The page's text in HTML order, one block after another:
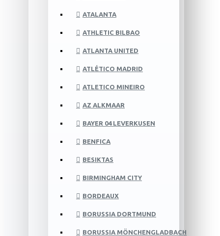
ATALANTA
ATHLETIC BILBAO
ATLANTA UNITED
ATLÉTICO MADRID
ATLETICO MINEIRO
AZ ALKMAAR
BAYER 04 LEVERKUSEN
BENFICA
BESIKTAS
BIRMINGHAM CITY
BORDEAUX
BORUSSIA DORTMUND
BORUSSIA MÖNCHENGLADBACH